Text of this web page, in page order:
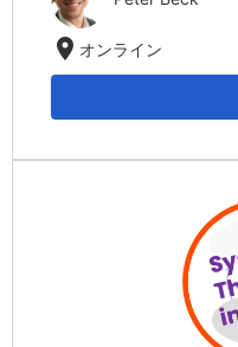
location_on オンライン